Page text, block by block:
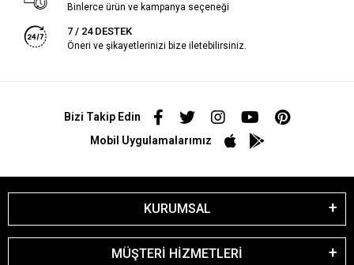
Binlerce ürün ve kampanya seçeneği
7 / 24 DESTEK
Öneri ve şikayetlerinizi bize iletebilirsiniz.
Bizi Takip Edin
Mobil Uygulamalarımız
KURUMSAL
MÜŞTERİ HİZMETLERİ